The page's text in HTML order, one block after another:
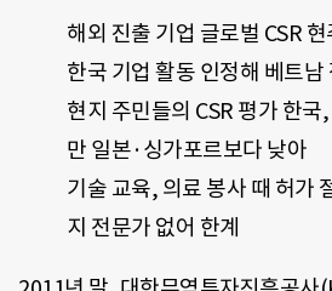
해외 진출 기업 글로벌 CSR
한국 기업 활동 인정해 베트남
현지 주민들의 CSR 평가 한국
만 일본·싱가포르보다 낮아
기술 교육, 의료 봉사 때 허가
지 전문가 없어 한계